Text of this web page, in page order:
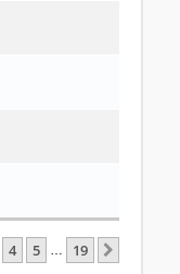
19
4 5 … 19